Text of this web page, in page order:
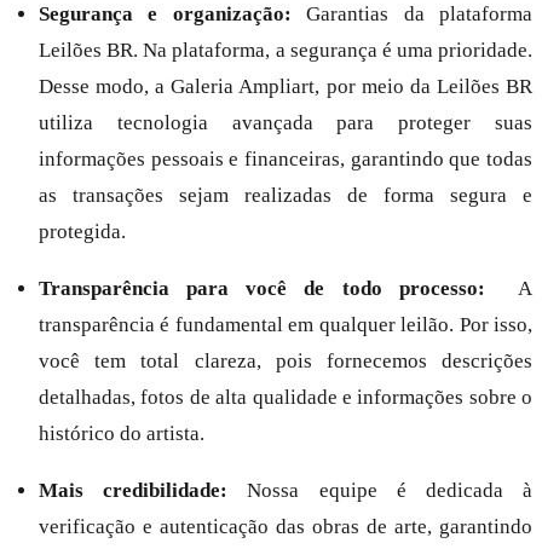
Segurança e organização: Garantias da plataforma
Leilões BR. Na plataforma, a segurança é uma prioridade.
Desse modo, a Galeria Ampliart, por meio da Leilões BR
utiliza tecnologia avançada para proteger suas
informações pessoais e financeiras, garantindo que todas
as transações sejam realizadas de forma segura e
protegida.
Transparência para você de todo processo: A
transparência é fundamental em qualquer leilão. Por isso,
você tem total clareza, pois fornecemos descrições
detalhadas, fotos de alta qualidade e informações sobre o
histórico do artista.
Mais credibilidade:
Nossa equipe é dedicada à
verificação e autenticação das obras de arte, garantindo